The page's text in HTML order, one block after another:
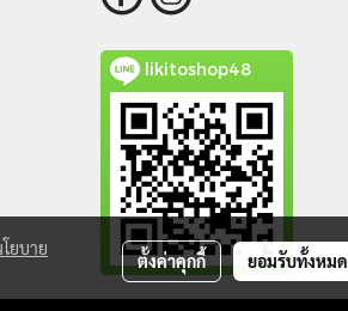
likitoshop48
ยบาย
ตั้งค่าคุกกี้ ยอมรับทั้งหมด